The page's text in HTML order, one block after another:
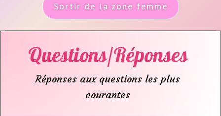
Sortir de la zone femme
Questions/Réponses
Réponses aux questions les plus
courantes